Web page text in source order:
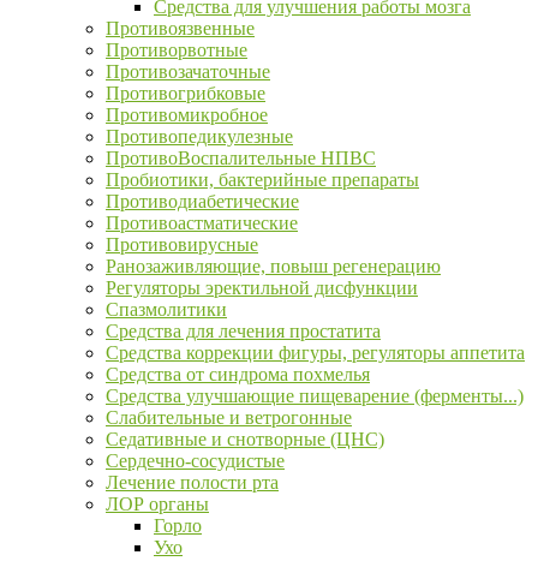
Средства для улучшения работы мозга
Противоязвенные
Противорвотные
Противозачаточные
Противогрибковые
Противомикробное
Противопедикулезные
ПротивоВоспалительные НПВС
Пробиотики, бактерийные препараты
Противодиабетические
Противоастматические
Противовирусные
Ранозаживляющие, повыш регенерацию
Регуляторы эректильной дисфункции
Спазмолитики
Средства для лечения простатита
Средства коррекции фигуры, регуляторы аппетита
Средства от синдрома похмелья
Средства улучшающие пищеварение (ферменты...)
Слабительные и ветрогонные
Седативные и снотворные (ЦНС)
Сердечно-сосудистые
Лечение полости рта
ЛОР органы
Горло
Ухо